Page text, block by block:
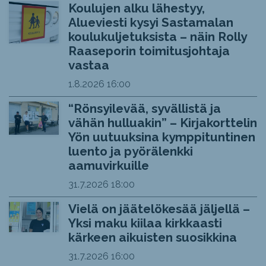
Koulujen alku lähestyy,
Alueviesti kysyi Sastamalan
koulukuljetuksista – näin Rolly
Raaseporin toimitusjohtaja
vastaa
1.8.2026 16:00
“Rönsyilevää, syvällistä ja
vähän hulluakin” – Kirjakorttelin
Yön uutuuksina kymppituntinen
luento ja pyörälenkki
aamuvirkuille
31.7.2026 18:00
Vielä on jäätelökesää jäljellä –
Yksi maku kiilaa kirkkaasti
kärkeen aikuisten suosikkina
31.7.2026 16:00